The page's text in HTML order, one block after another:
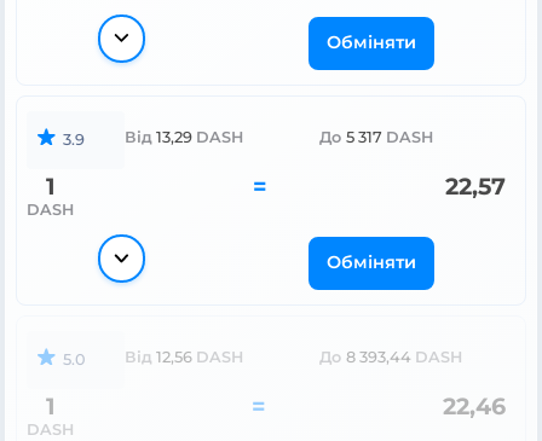
Обміняти
3.9 Від 13,29 DASH До 5 317 DASH
1
DASH
= 22,57
Обміняти
5.0 Від 12,56 DASH До 8 393,44 DASH
1
DASH
= 22,46